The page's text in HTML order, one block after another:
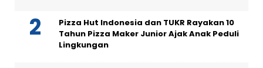
Pizza Hut Indonesia dan TUKR Rayakan 10
Tahun Pizza Maker Junior Ajak Anak Peduli
Lingkungan